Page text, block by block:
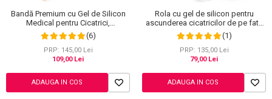
Bandă Premium cu Gel de Silicon
Medical pentru Cicatrici,
Reutilizabilă, NOVA KISS®, 4 cm x
1.5 m
(6)
PRP: 145,00 Lei
109,00 Lei
ADAUGA IN COS
Rola cu gel de silicon pentru
ascunderea cicatricilor de pe fata
sau corp, plasture reutilizabil, 2.5
cm x 1.5 m, Elaimei
(1)
PRP: 135,00 Lei
79,00 Lei
ADAUGA IN COS